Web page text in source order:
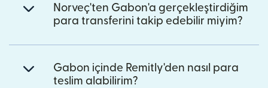
Norveç'ten Gabon'a gerçekleştirdiğim
para transferini takip edebilir miyim?
Gabon içinde Remitly'den nasıl para
teslim alabilirim?